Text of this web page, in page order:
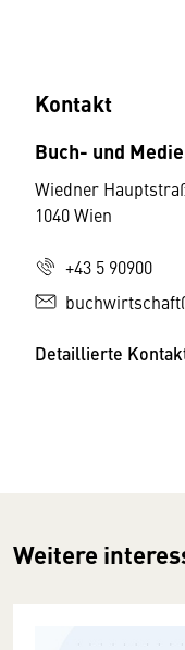
Kontakt
Buch- und
Wiedner
1040 Wien
+43 5 90900
Detaillierte
Weitere